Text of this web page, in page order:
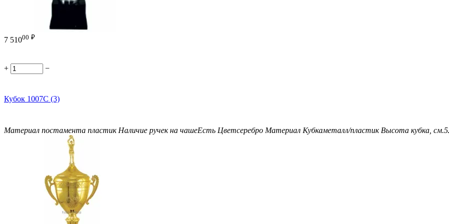
7 51000 ₽
+ −
Кубок 1007C (3)
Материал постамента пластик Наличие ручек на чашеЕсть Цветсеребро Материал Кубкаметалл/пластик Высота кубка, см.